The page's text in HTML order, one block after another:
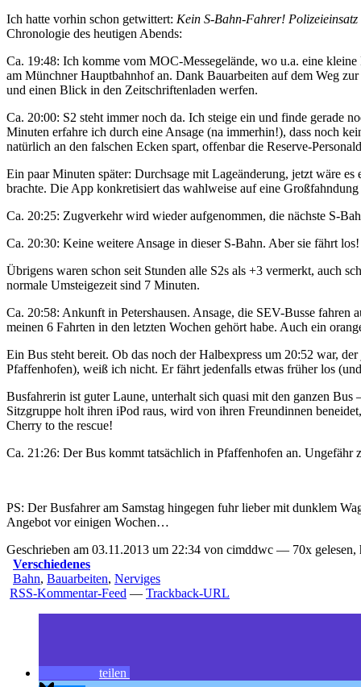
Ich hatte vorhin schon getwittert: Kein S-Bahn-Fahrer!
Chronologie des heutigen Abends:
Ca. 19:48: Ich komme vom MOC-Messegelände, wo u.a. eine
am Münchner Hauptbahnhof an. Dank Bauarbeiten auf dem Weg
und einen Blick in den Zeitschriftenladen werfen.
Ca. 20:00: S2 steht immer noch da. Ich steige ein und finde gerade
Minuten erfahre ich durch eine Ansage (na immerhin!), dass noch
natürlich an den falschen Ecken spart, offenbar die Reserve-
Ein paar Minuten später: Durchsage mit Lageänderung, jetzt wäre
brachte. Die App konkretisiert das wahlweise auf eine
Ca. 20:25: Zugverkehr wird wieder aufgenommen, die nächste S-
Ca. 20:30: Keine weitere Ansage in dieser S-Bahn. Aber sie fährt
Übrigens waren schon seit Stunden alle S2s als +3 vermerkt, auch
normale Umsteigezeit sind 7 Minuten.
Ca. 20:58: Ankunft in Petershausen. Ansage, die SEV-Busse fahren
meinen 6 Fahrten in den letzten Wochen gehört habe. Auch ein
Ein Bus steht bereit. Ob das noch der Halbexpress um 20:52 war,
Pfaffenhofen), weiß ich nicht. Er fährt jedenfalls etwas früher los
Busfahrerin ist guter Laune, unterhalt sich quasi mit den ganzen
Sitzgruppe holt ihren iPod raus, wird von ihren Freundinnen
Cherry to the rescue!
Ca. 21:26: Der Bus kommt tatsächlich in Pfaffenhofen an. Ungefähr
PS: Der Busfahrer am Samstag hingegen fuhr lieber mit dunklem
Angebot vor einigen Wochen…
Geschrieben am 03.11.2013 um 22:34 von cimddwc — 70x gelesen,
Verschiedenes
Bahn, Bauarbeiten, Nerviges
RSS-Kommentar-Feed — Trackback-URL
teilen